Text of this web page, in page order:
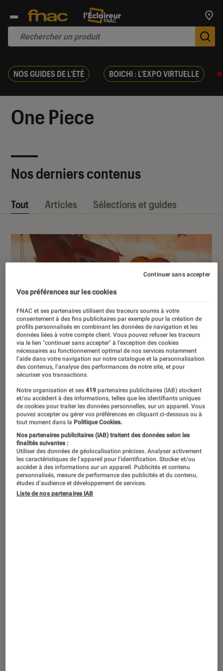
NOS GUIDES DE L'ÉTÉ BOICHI : L'EXPO VIRTUELLE
One Piece
Nos derniers contenus
Tout Articles Sélections et guides
One Piece: de nouvelles informations
dévoilées sur la saison 2 du live-action
ACTU
Séries • 23 août. 2024
Vos préférences sur les cookies
FNAC et ses partenaires utilisent des traceurs soumis à votre
consentement à des fins publicitaires par exemple pour la création de
profils personnalisés en combinant les données de navigation et les
données liées à votre compte client. Vous pouvez refuser les traceurs
via le lien "continuer sans accepter" à l’exception des cookies
nécessaires au fonctionnement optimal de nos services notamment
l’aide dans votre navigation sur notre catalogue et la personnalisation
des contenus, l’analyse des performances de notre site, et pour
sécuriser vos transactions.
Notre organisation et ses419 partenaires publicitaires (IAB) stockent
et/ou accèdent à des informations, telles que les identifiants uniques
de cookies pour traiter les données personnelles, sur un appareil. Vous
pouvez accepter ou gérer vos préférences en cliquant ci-dessous ou à
tout moment dans la Politique Cookies.
Nos partenaires publicitaires (IAB) traitent des données selon les
finalités suivantes :
Utiliser des données de géolocalisation précises. Analyser activement
les caractéristiques de l’appareil pour l’identification. Stocker et/ou
accéder à des informations sur un appareil. Publicités et contenu
personnalisés, mesure de performance des publicités et du contenu,
études d’audience et développement de services.
Liste de nos partenaires IAB
Continuer sans accepter